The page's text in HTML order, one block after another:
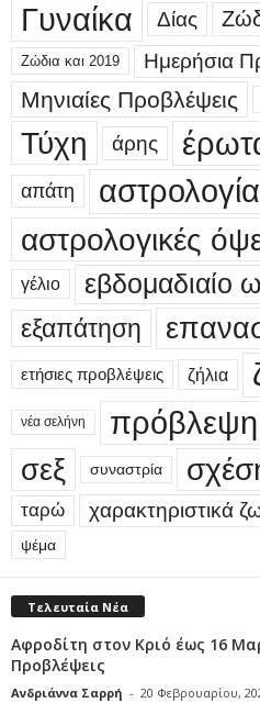
Γυναίκα Δίας
Ζώδια και 2019 Ημερήσια
Μηνιαίες Προβλέψεις
Τύχη άρης
απάτη
αστρολογία
αστρολογικές
γέλιο εβδομαδιαίο
εξαπάτηση
ετήσιες προβλέψεις ζήλια
νέα σελήνη πρόβλεψη
σεξ συναστρία
ταρώ χαρακτηριστικά
ψέμα
Τελευταία Νέα
Αφροδίτη στον Κριό έως 16
Προβλέψεις
Ανδριάννα Σαρρή - 20 Φεβρουαρίου,